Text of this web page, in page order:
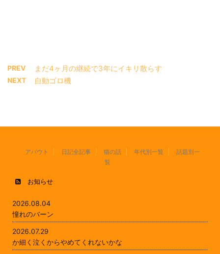
PREV まだ4ヶ月の継続で3年にイキリ散らす
NEXT 自動ゴロ機
アバウト 日記全記事 猫の話 年代別一覧
話題別一
覧
お知らせ
2026.08.04
憧れのバーン
2026.07.29
か細く泣くからやめてくれないかな